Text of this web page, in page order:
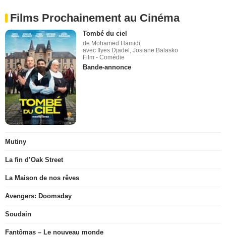
Films Prochainement au Cinéma
Tombé du ciel
de Mohamed Hamidi
avec Ilyes Djadel, Josiane Balasko
Film - Comédie
Bande-annonce
Mutiny
La fin d’Oak Street
La Maison de nos rêves
Avengers: Doomsday
Soudain
Fantômas – Le nouveau monde